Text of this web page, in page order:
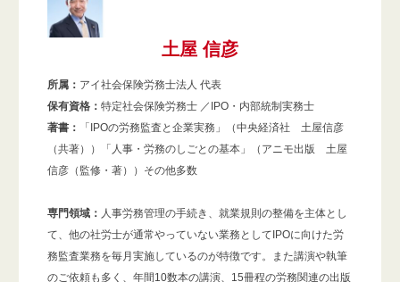
土屋 信彦
所属： アイ社会保険労務士法人 代表
保有資格： 特定社会保険労務士 ／IPO・内部統制実務士
著書：
「IPOの労務監査と企業実務」（中央経済社 土屋信彦
（共著））「人事・労務のしごとの基本」（アニモ出版 土屋
信彦（監修・著））その他多数
専門領域： 人事労務管理の手続き、就業規則の整備を主体とし
て、他の社労士が通常やっていない業務としてIPOに向けた労
務監査業務を毎月実施しているのが特徴です。また講演や執筆
のご依頼も多く、年間10数本の講演、15冊程の労務関連の出版